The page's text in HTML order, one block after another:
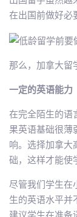
在出国前做好必
那么，加拿大留
一定的英语能力
在完全陌生的语
果英语基础很薄
响。选择加拿大
础，这样才能使
尽管我们学生在
生的英语水平并